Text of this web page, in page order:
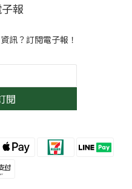
報
訊？訂閱電子報！
閱